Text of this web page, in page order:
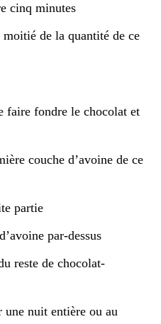
cinq minutes
de la quantité de ce
faire fondre le chocolat et
couche d’avoine de ce
partie
par-dessus
reste de chocolat-
nuit entière ou au